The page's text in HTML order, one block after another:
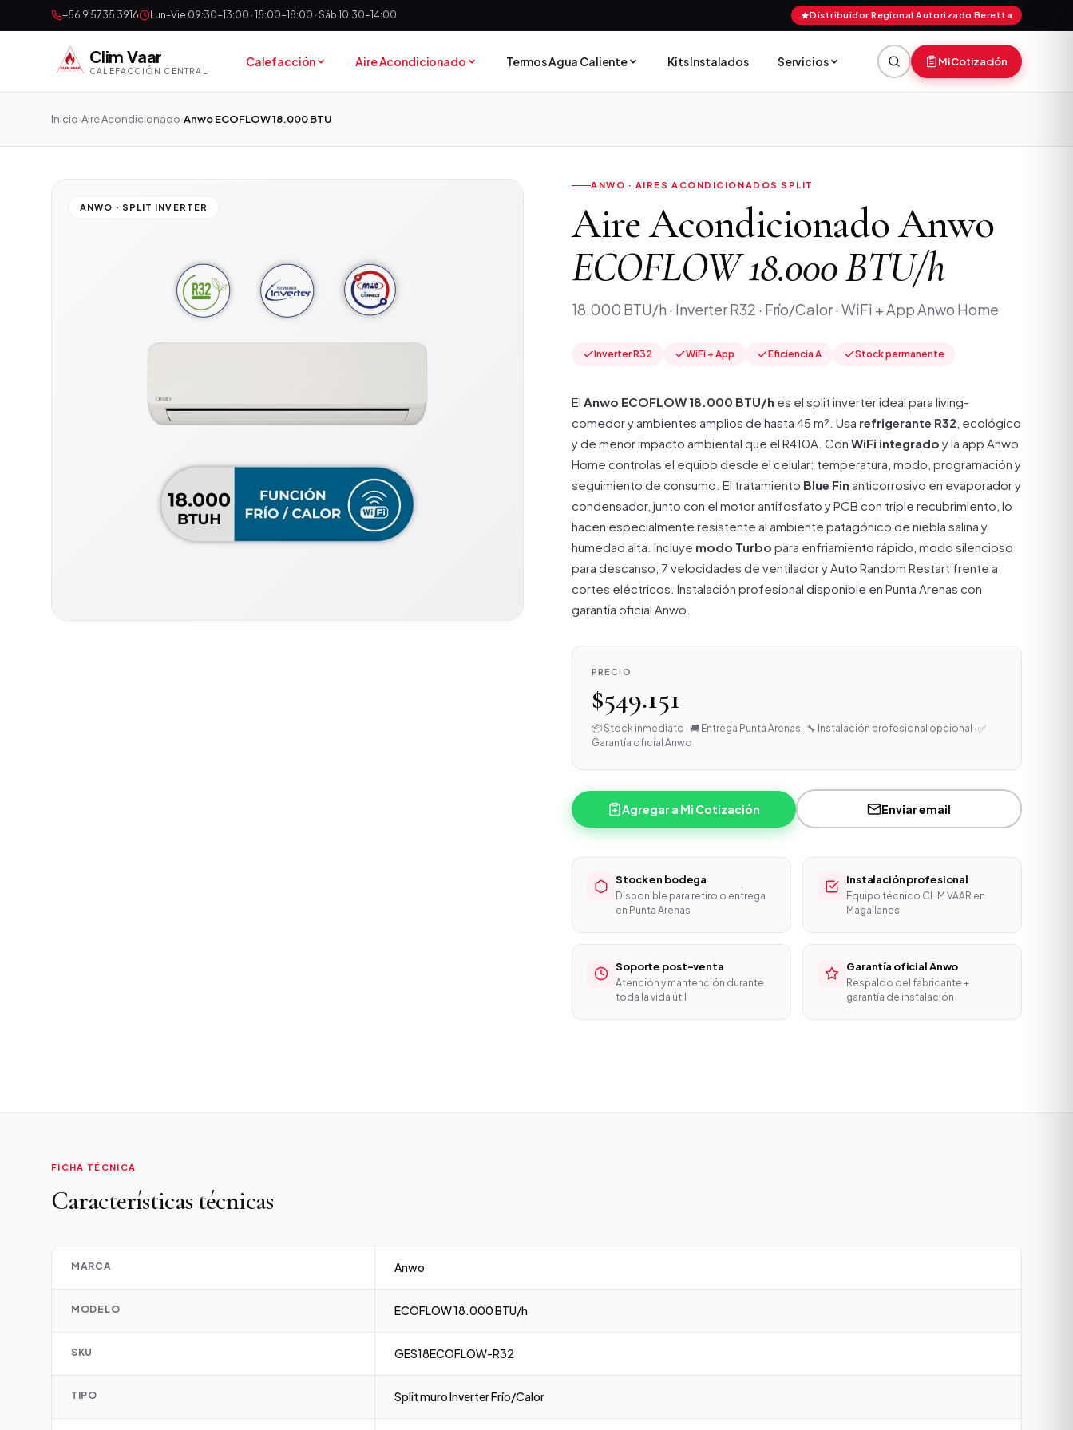
+56 9 5735 3916 Lun-Vie 09:30-13:00 · 15:00-18:00 · Sáb 10:30-14:00 Distribuidor Regional Autorizado Beretta
Clim Vaar
CALEFACCIÓN CENTRAL
Calefacción Aire Acondicionado Termos Agua Caliente Kits Instalados Servicios Mi Cotización
Inicio›Aire Acondicionado›Anwo ECOFLOW 18.000 BTU
ANWO · SPLIT INVERTER
ANWO · AIRES ACONDICIONADOS SPLIT
Aire Acondicionado Anwo
ECOFLOW 18.000 BTU/h
18.000 BTU/h · Inverter R32 · Frío/Calor · WiFi + App Anwo Home
Inverter R32 WiFi + App Eficiencia A Stock permanente
ElAnwo ECOFLOW 18.000 BTU/h es el split inverter ideal para living-
comedor y ambientes amplios de hasta 45 m². Usa refrigerante R32 , ecológico
y de menor impacto ambiental que el R410A. ConWiFi integrado y la app Anwo
Home controlas el equipo desde el celular: temperatura, modo, programación y
seguimiento de consumo. El tratamiento Blue Fin anticorrosivo en evaporador y
condensador, junto con el motor antifosfato y PCB con triple recubrimiento, lo
hacen especialmente resistente al ambiente patagónico de niebla salina y
humedad alta. Incluye modo Turbo para enfriamiento rápido, modo silencioso
para descanso, 7 velocidades de ventilador y Auto Random Restart frente a
cortes eléctricos. Instalación profesional disponible en Punta Arenas con
garantía oficial Anwo.
PRECIO
$549.151
📦 Stock inmediato · 🚚 Entrega Punta Arenas · 🔧 Instalación profesional opcional · ✅
Garantía oficial Anwo
Agregar a Mi Cotización Enviar email
Stock en bodega
Disponible para retiro o entrega
en Punta Arenas
Instalación profesional
Equipo técnico CLIM VAAR en
Magallanes
Soporte post-venta
Atención y mantención durante
toda la vida útil
Garantía oficial Anwo
Respaldo del fabricante +
garantía de instalación
FICHA TÉCNICA
Características técnicas
MARCA Anwo
MODELO ECOFLOW 18.000 BTU/h
SKU GES18ECOFLOW-R32
TIPO Split muro Inverter Frío/Calor